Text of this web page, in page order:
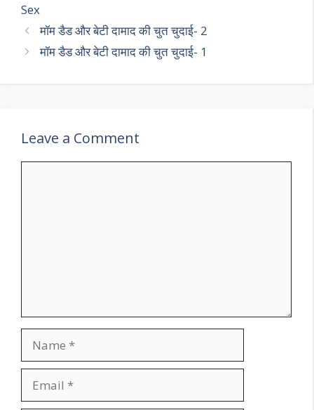
Sex
मॉम डैड और बेटी दामाद की चुत चुदाई- 2
मॉम डैड और बेटी दामाद की चुत चुदाई- 1
Leave a Comment